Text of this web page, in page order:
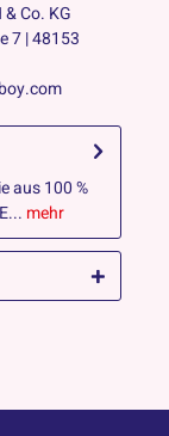
Co. KG
7 | 48153
aus 100 %
mehr